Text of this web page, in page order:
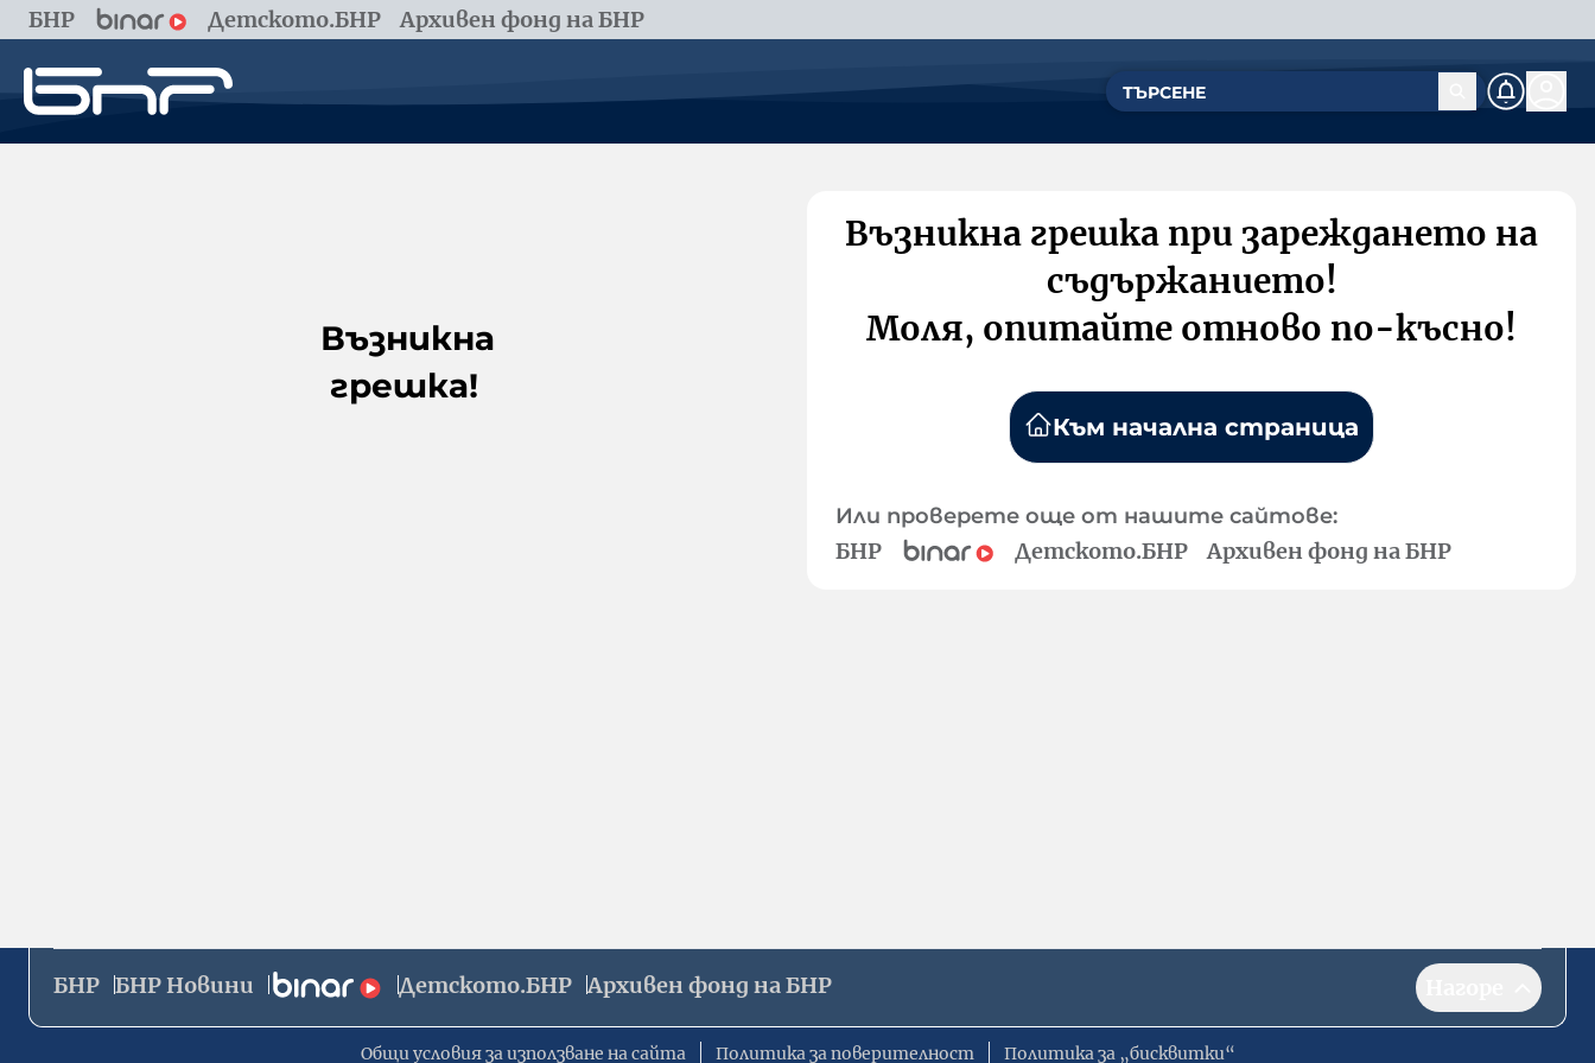
БНР Детското.БНР Архивен фонд на БНР
Възникна
грешка!
Възникна грешка при зареждането на
съдържанието!
Моля, опитайте отново по-късно!
Към начална страница
Или проверете още от нашите сайтове:
БНР Детското.БНР Архивен фонд на БНР
БНР БНР Новини Детското.БНР Архивен фонд на БНР
Общи условия за използване на сайта Политика за поверителност Политика за „бисквитки“